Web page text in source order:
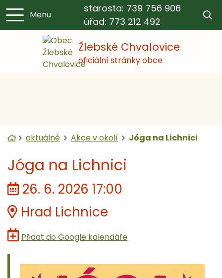
Menu
starosta: 739 756 906
úřad: 773 212 492
Žlebské Chvalovice
oficiální stránky obce
Úvodní stránka
aktuálně Akce v okolí Jóga na Lichnici
Jóga na Lichnici
Kdy:
26. 6. 2026 17:00
Kde:
Hrad Lichnice
Přidat do Google kalendáře